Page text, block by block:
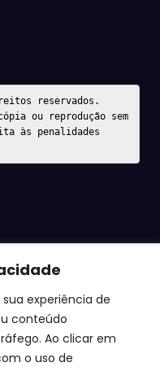
experiência de
conteúdo
Ao clicar em
o uso de
reservados.
ou reprodução sem
às penalidades